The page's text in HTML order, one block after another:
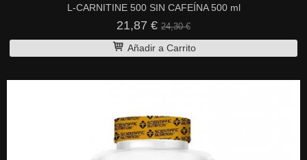
L-CARNITINE 500 SIN CAFEÍNA 500 ml
21,87 € 24,30 €
Añadir a Carrito